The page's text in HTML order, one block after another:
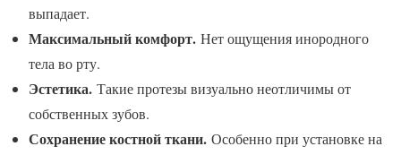
выпадает.
Максимальный комфорт. Нет ощущения инородного
тела во рту.
Эстетика. Такие протезы визуально неотличимы от
собственных зубов.
Сохранение костной ткани. Особенно при установке на